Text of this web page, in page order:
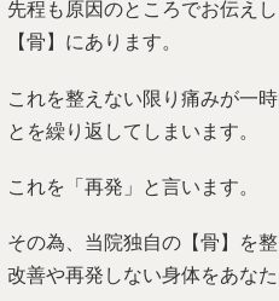
先程も原因のところでお伝え
【骨】にあります。
これを整えない限り痛みが一
とを繰り返してしまいます。
これを「再発」と言います。
その為、当院独自の【骨】を
改善や再発しない身体をあな